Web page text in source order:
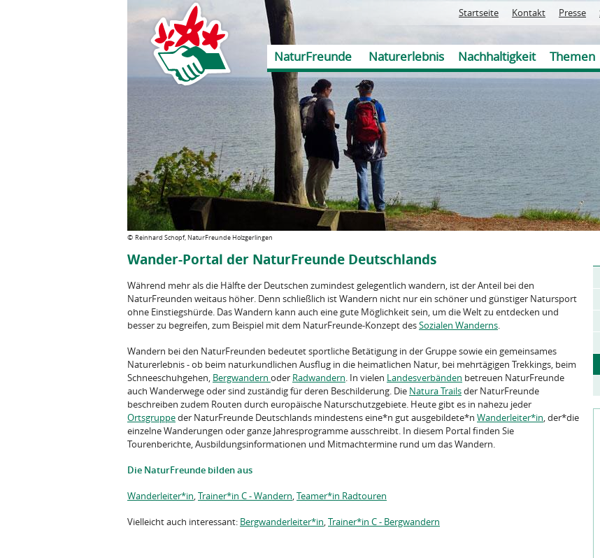
Jump to navigation
© Reinhard Schopf, NaturFreunde Holzgerlingen
Startseite Kontakt Presse
NaturFreunde Naturerlebnis Nachhaltigkeit Themen
Wander-Portal der NaturFreunde Deutschlands
Während mehr als die Hälfte der Deutschen zumindest gelegentlich wandern, ist der Anteil bei den
NaturFreunden weitaus höher. Denn schließlich ist Wandern nicht nur ein schöner und günstiger Natursport
ohne Einstiegshürde. Das Wandern kann auch eine gute Möglichkeit sein, um die Welt zu entdecken und
besser zu begreifen, zum Beispiel mit dem NaturFreunde-Konzept desSozialen Wanderns.
Wandern bei den NaturFreunden bedeutet sportliche Betätigung in der Gruppe sowie ein gemeinsames
Naturerlebnis - ob beim naturkundlichen Ausflug in die heimatlichen Natur, bei mehrtägigen Trekkings, beim
Schneeschuhgehen, Bergwandern oder Radwandern. In vielen Landesverbänden betreuen NaturFreunde
auch Wanderwege oder sind zuständig für deren Beschilderung. Die Natura Trailsder NaturFreunde
beschreiben zudem Routen durch europäische Naturschutzgebiete. Heute gibt es in nahezu jeder
Ortsgruppeder NaturFreunde Deutschlands mindestens eine*n gut ausgebildete*n Wanderleiter*in, der*die
einzelne Wanderungen oder ganze Jahresprogramme ausschreibt. In diesem Portal finden Sie
Tourenberichte, Ausbildungsinformationen und Mitmachtermine rund um das Wandern.
Die NaturFreunde bilden aus
Wanderleiter*in,Trainer*in C - Wandern,Teamer*in Radtouren
Vielleicht auch interessant: Bergwanderleiter*in,Trainer*in C - Bergwandern